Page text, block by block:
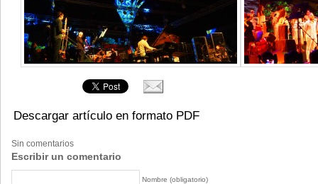
Descargar artículo en formato PDF
Sin comentarios
Escribir un comentario
Nombre (obligatorio)